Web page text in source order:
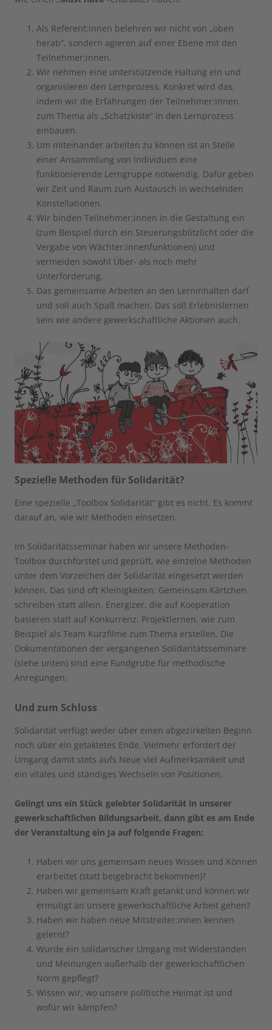
Als Referent:innen belehren wir nicht von „oben
herab“, sondern agieren auf einer Ebene mit den
Teilnehmer:innen.
Wir nehmen eine unterstützende Haltung ein und
organisieren den Lernprozess. Konkret wird das,
indem wir die Erfahrungen der Teilnehmer:innen
zum Thema als „Schatzkiste“ in den Lernprozess
einbauen.
Um miteinander arbeiten zu können ist an Stelle
einer Ansammlung von Individuen eine
funktionierende Lerngruppe notwendig. Dafür geben
wir Zeit und Raum zum Austausch in wechselnden
Konstellationen.
Wir binden Teilnehmer:innen in die Gestaltung ein
(zum Beispiel durch ein Steuerungsblitzlicht oder die
Vergabe von Wächter:innenfunktionen) und
vermeiden sowohl Über- als noch mehr
Unterforderung.
Das gemeinsame Arbeiten an den Lerninhalten darf
und soll auch Spaß machen. Das soll Erlebnislernen
sein wie andere gewerkschaftliche Aktionen auch.
Spezielle Methoden für Solidarität?
Eine spezielle „Toolbox Solidarität“ gibt es nicht. Es kommt
darauf an, wie wir Methoden einsetzen.
Im Solidaritätsseminar haben wir unsere Methoden-
Toolbox durchforstet und geprüft, wie einzelne Methoden
unter dem Vorzeichen der Solidarität eingesetzt werden
können. Das sind oft Kleinigkeiten: Gemeinsam Kärtchen
schreiben statt allein. Energizer, die auf Kooperation
basieren statt auf Konkurrenz. Projektlernen, wie zum
Beispiel als Team Kurzfilme zum Thema erstellen. Die
Dokumentationen der vergangenen Solidaritätsseminare
(siehe unten) sind eine Fundgrube für methodische
Anregungen.
Und zum Schluss
Solidarität verfügt weder über einen abgezirkelten Beginn
noch über ein getaktetes Ende. Vielmehr erfordert der
Umgang damit stets aufs Neue viel Aufmerksamkeit und
ein vitales und ständiges Wechseln von Positionen.
Gelingt uns ein Stück gelebter Solidarität in unserer
gewerkschaftlichen Bildungsarbeit, dann gibt es am Ende
der Veranstaltung ein Ja auf folgende Fragen:
Haben wir uns gemeinsam neues Wissen und Können
erarbeitet (statt beigebracht bekommen)?
Haben wir gemeinsam Kraft getankt und können wir
ermutigt an unsere gewerkschaftliche Arbeit gehen?
Haben wir haben neue Mitstreiter:innen kennen
gelernt?
Wurde ein solidarischer Umgang mit Widerständen
und Meinungen außerhalb der gewerkschaftlichen
Norm gepflegt?
Wissen wir, wo unsere politische Heimat ist und
wofür wir kämpfen?